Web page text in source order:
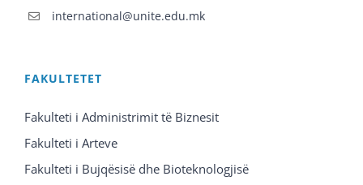
international@unite.edu.mk
FAKULTETET
Fakulteti i Administrimit të Biznesit
Fakulteti i Arteve
Fakulteti i Bujqësisë dhe Bioteknologjisë